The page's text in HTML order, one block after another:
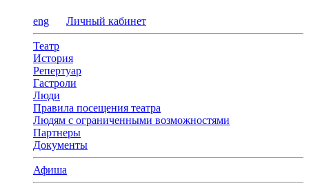
eng Личный кабинет
Театр
История
Репертуар
Гастроли
Люди
Правила посещения театра
Людям с ограниченными возможностями
Партнеры
Документы
Афиша